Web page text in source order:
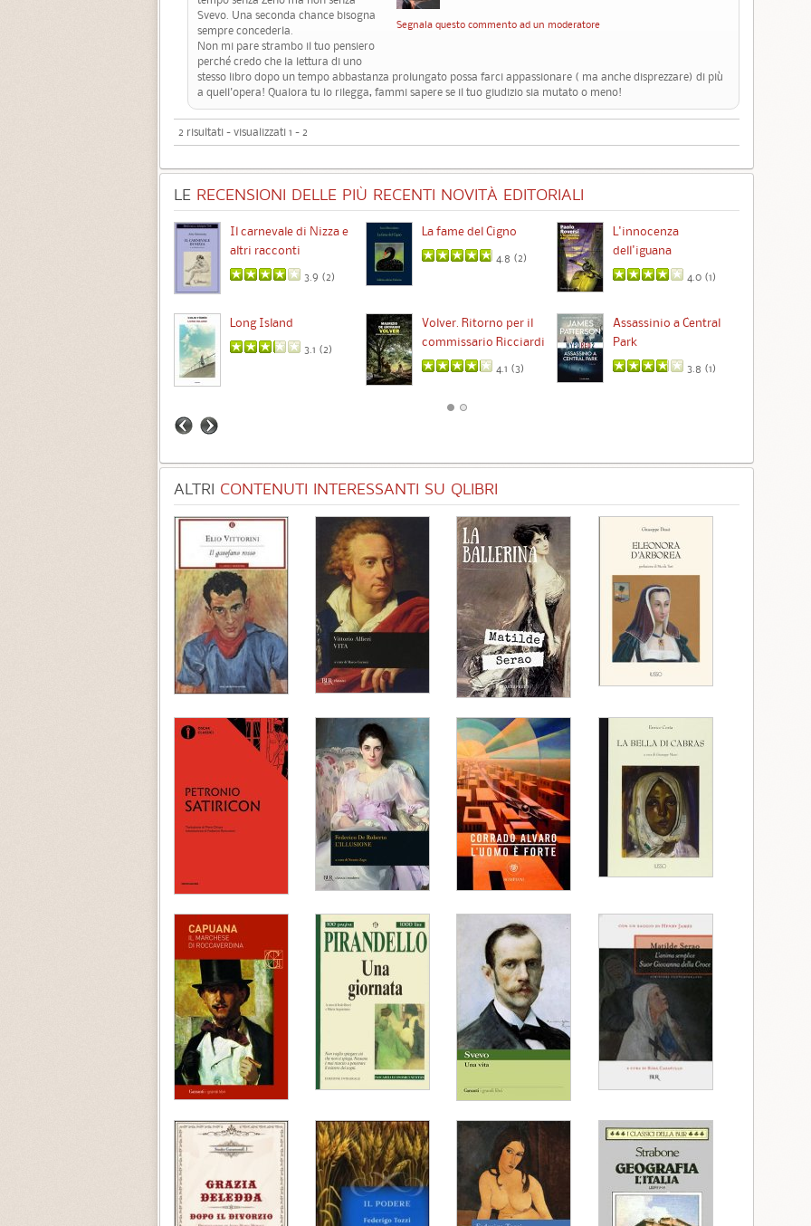
Segnala questo commento ad un moderatore
Svevo. Una seconda chance bisogna
sempre concederla.
Non mi pare strambo il tuo pensiero
perché credo che la lettura di uno
stesso libro dopo un tempo abbastanza prolungato possa farci appassionare ( ma anche disprezzare) di più
a quell'opera! Qualora tu lo rilegga, fammi sapere se il tuo giudizio sia mutato o meno!
2 risultati - visualizzati 1 - 2
LE RECENSIONI DELLE PIÙ RECENTI NOVITÀ EDITORIALI
Il carnevale di Nizza e
altri racconti
3.9 (2)
La fame del Cigno
4.8 (2)
L'innocenza
dell'iguana
4.0 (1)
Long Island
3.1 (2)
Volver. Ritorno per il
commissario Ricciardi
4.1 (3)
Assassinio a Central
Park
3.8 (1)
ALTRI CONTENUTI INTERESSANTI SU QLIBRI